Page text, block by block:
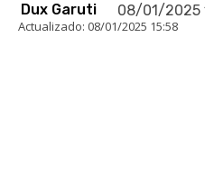
Dux Garuti 08/01/2025
Actualizado: 08/01/2025 15:58